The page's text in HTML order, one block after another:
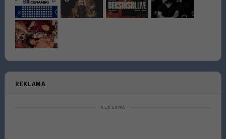
REKLAMA